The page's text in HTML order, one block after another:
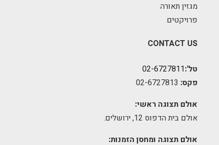
מגזין תאורה
פרויקטים
CONTACT US
טל':02-6727811
פקס:
אולם תצוגה ראשי:
אולם בית הדפוס 12, ירושלים.
אולם תצוגה ומחסן הזמנות: